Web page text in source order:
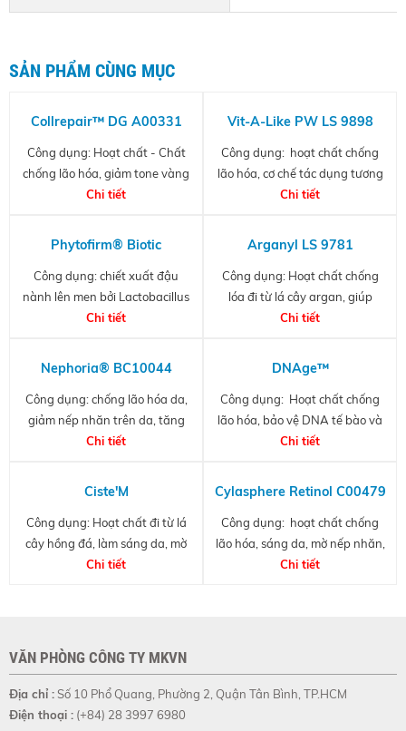
SẢN PHẨM CÙNG MỤC
Collrepair™ DG A00331
Công dụng: Hoạt chất - Chất
chống lão hóa, giảm tone vàng
của da.
Chi tiết
Vit-A-Like PW LS 9898
Công dụng: hoạt chất chống
lão hóa, cơ chế tác dụng tương
tự retinol
Chi tiết
Phytofirm® Biotic
Công dụng: chiết xuất đậu
nành lên men bởi Lactobacillus
Plantarum, giàu peptide và
Chi tiết
Arganyl LS 9781
Công dụng: Hoạt chất chống
lóa đi từ lá cây argan, giúp
chống lại các yếu tố gây stress
các gốc tự do, giảm hiện tượng
glycate hóa collagen và elastin,
giúp duy trì sự mượt mà và
ngăn ngừa lão hóa da.
Chi tiết
Nephoria® BC10044
Công dụng: chống lão hóa da,
giảm nếp nhăn trên da, tăng
sinh collagen và cải thiện độ
Chi tiết
DNAge™
Công dụng: Hoạt chất chống
lão hóa, bảo vệ DNA tế bào và
DNA ty thể khỏi tác hại của tia
Chi tiết
Ciste'M
Công dụng: Hoạt chất đi từ lá
cây hồng đá, làm sáng da, mờ
nhăn, chống ánh sáng xanh,
Chi tiết
Cylasphere Retinol C00479
Công dụng: hoạt chất chống
lão hóa, sáng da, mờ nếp nhăn,
cải thiện độ đàn hồi và săn chắc
Chi tiết
VĂN PHÒNG CÔNG TY MKVN
Địa chỉ :Số 10 Phổ Quang, Phường 2, Quận Tân Bình, TP.HCM
Điện thoại : (+84) 28 3997 6980